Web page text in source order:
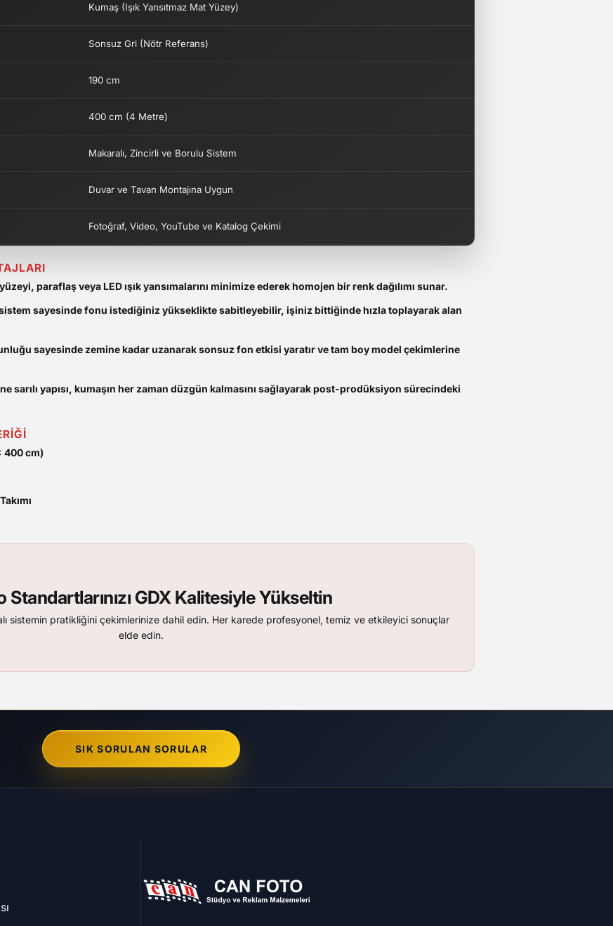
Kumaş (Işık Yansıtmaz Mat Yüzey)
Sonsuz Gri (Nötr Referans)
190 cm
400 cm (4 Metre)
Makaralı, Zincirli ve Borulu Sistem
Duvar ve Tavan Montajına Uygun
Fotoğraf, Video, YouTube ve Katalog Çekimi
paraflaş veya LED ışık yansımalarını minimize ederek homojen bir renk dağılımı sunar.
sistem sayesinde fonu istediğiniz yükseklikte sabitleyebilir, işiniz bittiğinde hızla toplayarak alan
sayesinde zemine kadar uzanarak sonsuz fon etkisi yaratır ve tam boy model çekimlerine
sarılı yapısı, kumaşın her zaman düzgün kalmasını sağlayarak post-prodüksiyon sürecindeki
400 cm)
Standartlarınızı GDX Kalitesiyle Yükseltin
sistemin pratikliğini çekimlerinize dahil edin. Her karede profesyonel, temiz ve etkileyici sonuçlar
elde edin.
SIK SORULAN SORULAR
Can Foto Stüdyo ve Reklam Malzemeleri